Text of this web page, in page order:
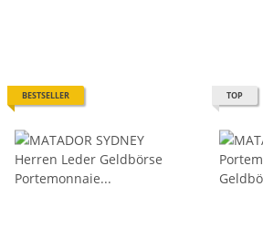
BESTSELLER TOP